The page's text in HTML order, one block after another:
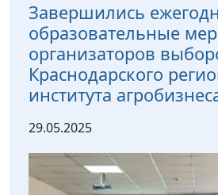
Завершились
образовательные
организаторов
Краснодарского
института
29.05.2025